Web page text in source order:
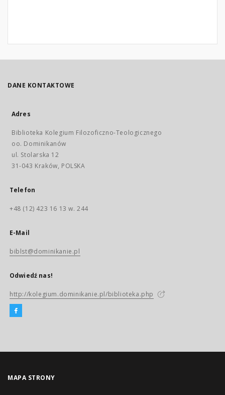
DANE KONTAKTOWE
Adres
Biblioteka Kolegium Filozoficzno-Teologicznego
oo. Dominikanów
ul. Stolarska 12
31-043 Kraków, POLSKA
Telefon
+48 (12) 423 16 13 w. 244
E-Mail
biblst@dominikanie.pl
Odwiedź nas!
http://kolegium.dominikanie.pl/biblioteka.php
MAPA STRONY